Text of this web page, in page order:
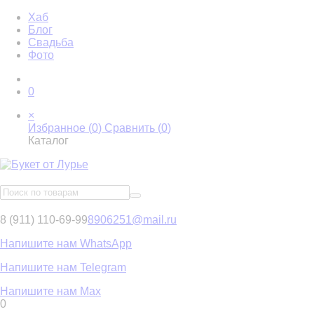
Хаб
Блог
Свадьба
Фото
0
×
Избранное (0) Сравнить (0)
Каталог
8 (911) 110-69-998906251@mail.ru
Напишите нам WhatsApp
Напишите нам Telegram
Напишите нам Max
0